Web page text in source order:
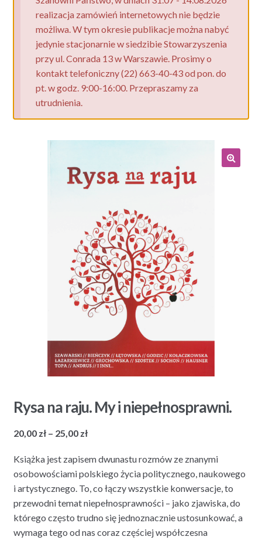
realizacja zamówień internetowych nie będzie
możliwa. W tym okresie publikacje można nabyć
jedynie stacjonarnie w siedzibie Stowarzyszenia
przy ul. Conrada 13 w Warszawie. Prosimy o
kontakt telefoniczny (22) 663-40-43 od pon. do
pt. w godz. 9:00-16:00. Przepraszamy za
utrudnienia.
Rysa na raju. My i niepełnosprawni.
20,00 zł – 25,00 złZakres
od
20,00 zł
do
25,00 zł
Książka jest zapisem dwunastu rozmów ze znanymi
osobowościami polskiego życia politycznego, naukowego
i artystycznego. To, co łączy wszystkie konwersacje, to
przewodni temat niepełnosprawności – jako zjawiska, do
którego często trudno się jednoznacznie ustosunkować, a
wymaga tego od nas coraz częściej współczesna